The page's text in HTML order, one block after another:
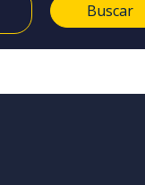
Buscar